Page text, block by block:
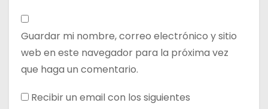
Guardar mi nombre, correo electrónico y sitio
web en este navegador para la próxima vez
que haga un comentario.
Recibir un email con los siguientes